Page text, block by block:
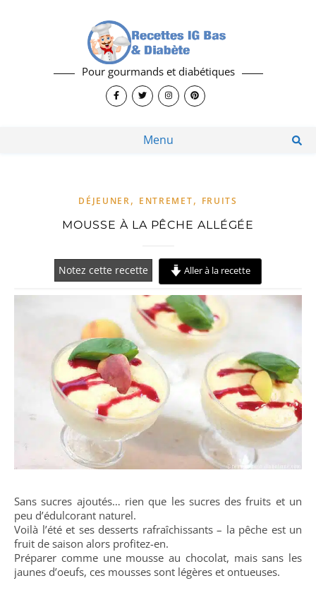
Pour gourmands et diabétiques
Menu
DÉJEUNER, ENTREMET, FRUITS
MOUSSE À LA PÊCHE ALLÉGÉE
Notez cette recette Aller à la recette
Sans sucres ajoutés… rien que les sucres des fruits et un
peu d’édulcorant naturel.
Voilà l’été et ses desserts rafraîchissants – la pêche est un
fruit de saison alors profitez-en.
Préparer comme une mousse au chocolat, mais sans les
jaunes d’oeufs, ces mousses sont légères et ontueuses.